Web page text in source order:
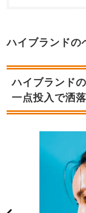
ハイブランドの
ハイブランド
一点投入で洒